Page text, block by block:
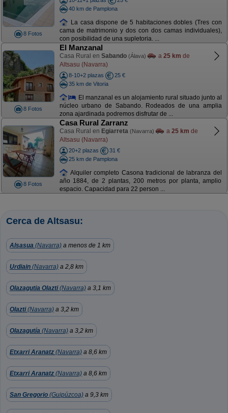
8 Fotos
40 km de Pamplona
La casa dispone de 5 habitaciones dobles (Tres con
cama de matrimonio y dos con dos camas individuales),
con posibilidad de una supletoria. ...
8 Fotos
El Manzanal
Casa Rural en Sabando (Álava) a 25 km de
Altsasu (Navarra)
8-10+2 plazas
25 €
35 km de Vitoria
El manzanal es un alojamiento rural situado junto al
núcleo urbano de Sabando. Rodeados de una amplia
zona ajardinada podremos disfrutar de ...
8 Fotos
Casa Rural Zarranz
Casa Rural en Egiarreta (Navarra) a 25 km de
Altsasu (Navarra)
20+2 plazas
31 €
25 km de Pamplona
Alquiler completo Casona tradicional de labranza del
año 1884, de 2 plantas, 200 metros por planta, amplio
espacio. Capacidad para 22 person ...
Cerca de Altsasu:
Alsasua (Navarra) a menos de 1 km
Urdiain (Navarra) a 2,8 km
Olazagutia Olazti(Navarra) a 3,1 km
Olazti(Navarra) a 3,2 km
Olazagutía (Navarra) a 3,2 km
Etxarri Aranatz (Navarra) a 8,6 km
Etxarri Aranatz (Navarra) a 8,6 km
San Gregorio (Guipúzcoa) a 9,3 km